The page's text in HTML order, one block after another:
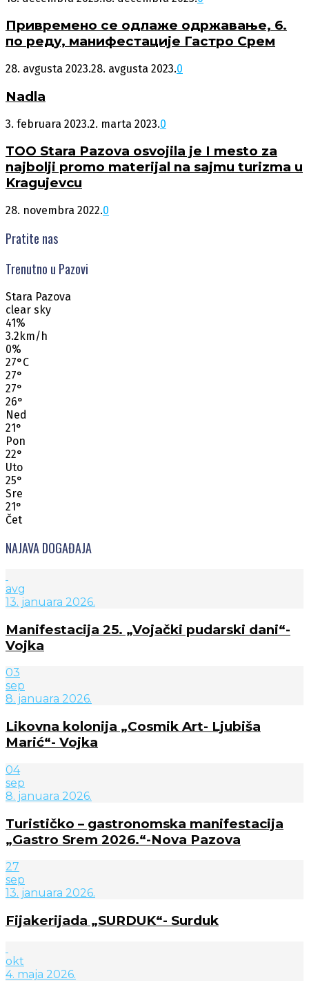
Привремено се одлаже одржавање, 6.
по реду, манифестације Гастро Срем
28. avgusta 2023.28. avgusta 2023.0
Nadla
3. februara 2023.2. marta 2023.0
TOO Stara Pazova osvojila je I mesto za
najbolji promo materijal na sajmu turizma u
Kragujevcu
28. novembra 2022.0
Pratite nas
Trenutno u Pazovi
Stara Pazova
clear sky
41%
3.2km/h
0%
27°C
27°
27°
26°
Ned
21°
Pon
22°
Uto
25°
Sre
21°
Čet
NAJAVA DOGAĐAJA
avg
13. januara 2026.
Manifestacija 25. „Vojački pudarski dani“-
Vojka
03
sep
8. januara 2026.
Likovna kolonija „Cosmik Art- Ljubiša
Marić“- Vojka
04
sep
8. januara 2026.
Turističko – gastronomska manifestacija
„Gastro Srem 2026.“-Nova Pazova
27
sep
13. januara 2026.
Fijakerijada „SURDUK“- Surduk
okt
4. maja 2026.